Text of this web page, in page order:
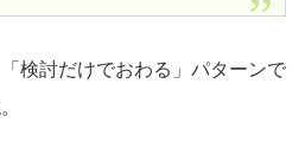
検討だけでおわる」パターンで